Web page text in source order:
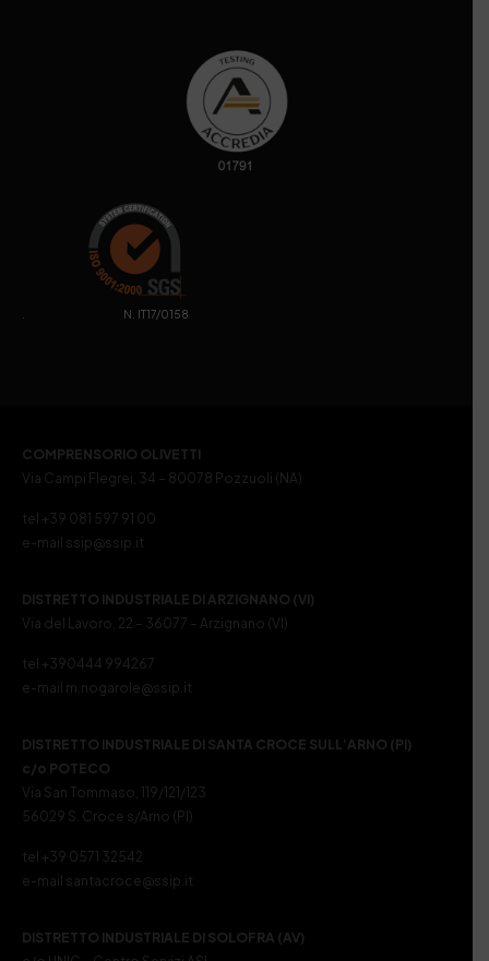
. N. IT17/0158
COMPRENSORIO OLIVETTI
Via Campi Flegrei, 34 – 80078 Pozzuoli (NA)
tel +39 081 597 91 00
e-mail ssip@ssip.it
DISTRETTO INDUSTRIALE DI ARZIGNANO (VI)
Via del Lavoro, 22 – 36077 – Arzignano (VI)
tel +390444 994267
e-mail m.nogarole@ssip.it
DISTRETTO INDUSTRIALE DI SANTA CROCE SULL’ARNO (PI)
c/o POTECO
Via San Tommaso, 119/121/123
56029 S. Croce s/Arno (PI)
tel +39 0571 32542
e-mail santacroce@ssip.it
DISTRETTO INDUSTRIALE DI SOLOFRA (AV)